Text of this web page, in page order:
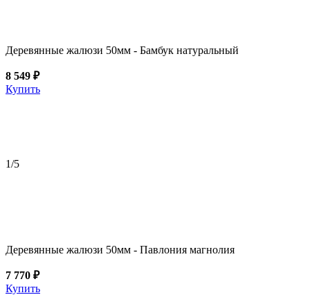
Деревянные жалюзи 50мм - Бамбук натуральный
8 549 ₽
Купить
1/5
Деревянные жалюзи 50мм - Павлония магнолия
7 770 ₽
Купить